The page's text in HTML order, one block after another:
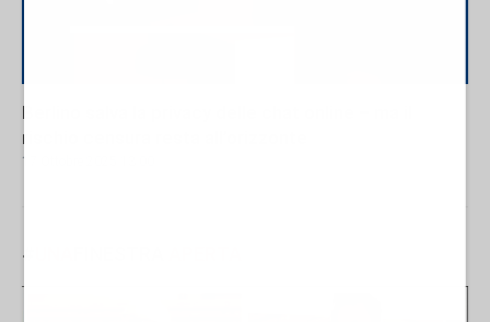
Berlino salva la privacy delle chat online – ma il
rischio censura resta all’orizzonte
17 Ottobre 2025 13:00
#